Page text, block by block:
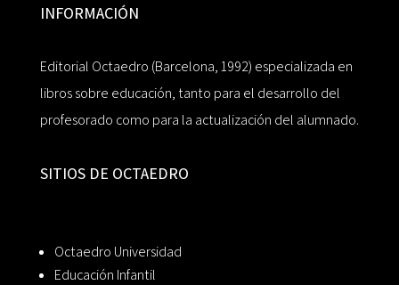
INFORMACIÓN
Editorial Octaedro (Barcelona, 1992) especializada en
libros sobre educación, tanto para el desarrollo del
profesorado como para la actualización del alumnado.
SITIOS DE OCTAEDRO
Octaedro Universidad
Educación Infantil